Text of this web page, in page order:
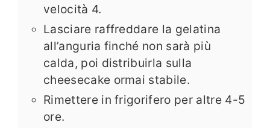
velocità 4.
Lasciare raffreddare la gelatina
all’anguria finché non sarà più
calda, poi distribuirla sulla
cheesecake ormai stabile.
Rimettere in frigorifero per altre 4-5
ore.